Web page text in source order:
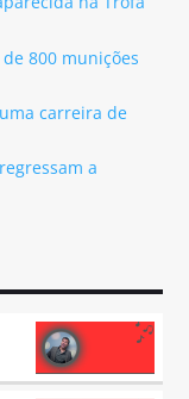
800 munições
carreira de
a